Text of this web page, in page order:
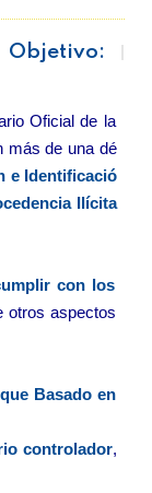
Objetivo:
Oficialde la
másde unadé
e Identificació
Ilícita
con los
otros aspectos
Basadoen
controlador,